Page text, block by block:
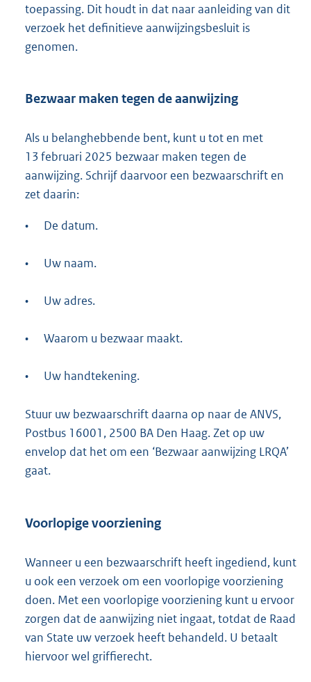
toepassing. Dit houdt in dat naar aanleiding van dit
verzoek het definitieve aanwijzingsbesluit is
genomen.
Bezwaar maken tegen de aanwijzing
Als u belanghebbende bent, kunt u tot en met
13 februari 2025 bezwaar maken tegen de
aanwijzing. Schrijf daarvoor een bezwaarschrift en
zet daarin:
• De datum.
• Uw naam.
• Uw adres.
• Waarom u bezwaar maakt.
• Uw handtekening.
Stuur uw bezwaarschrift daarna op naar de ANVS,
Postbus 16001, 2500 BA Den Haag. Zet op uw
envelop dat het om een ‘Bezwaar aanwijzing LRQA’
gaat.
Voorlopige voorziening
Wanneer u een bezwaarschrift heeft ingediend, kunt
u ook een verzoek om een voorlopige voorziening
doen. Met een voorlopige voorziening kunt u ervoor
zorgen dat de aanwijzing niet ingaat, totdat de Raad
van State uw verzoek heeft behandeld. U betaalt
hiervoor wel griffierecht.